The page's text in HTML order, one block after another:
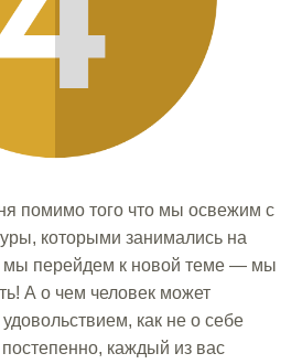
помимо того что мы освежим с
которыми занимались на
мы перейдем к новой теме — мы
А о чем человек может
как не о себе
каждый из вас